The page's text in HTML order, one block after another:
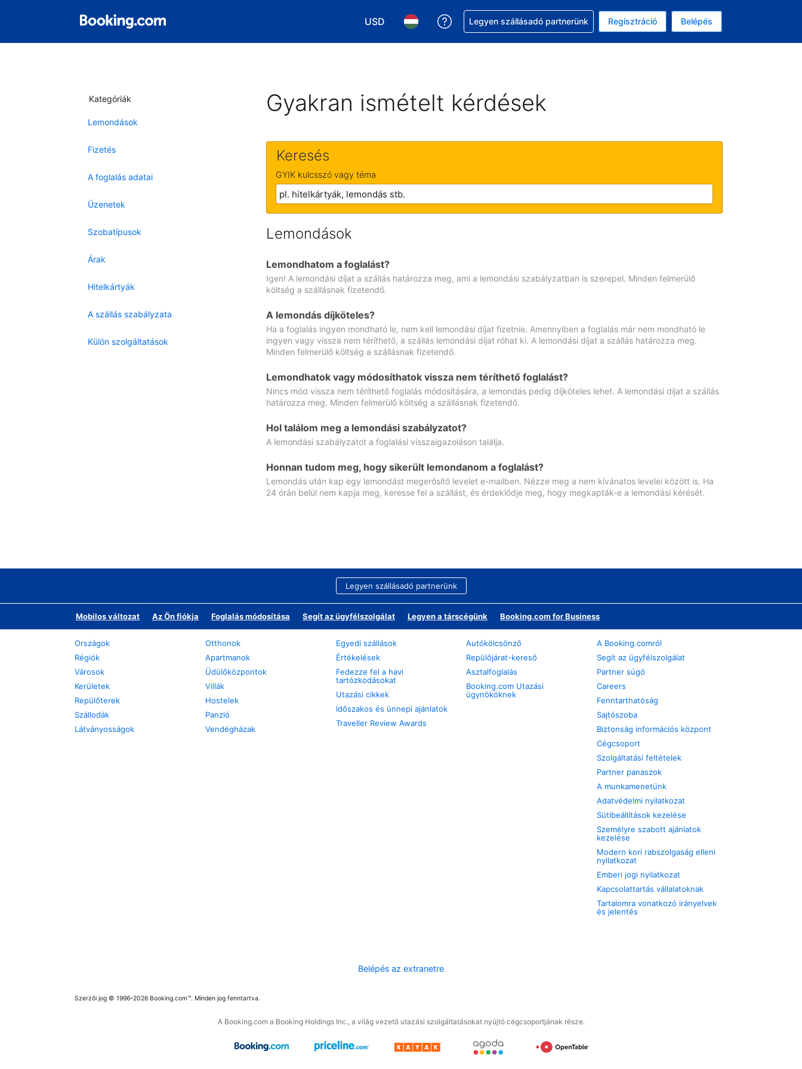
USD
Válasszon pénznemet. Jelenlegi kiválasztott pénznem: amerikai dollár
Válasszon nyelvet. Jelenleg kiválasztott nyelv: Magyar
Segítség a foglalással
Legyen szállásadó partnerünk Regisztráció Belépés
Kategóriák
Lemondások
Fizetés
A foglalás adatai
Üzenetek
Szobatípusok
Árak
Hitelkártyák
A szállás szabályzata
Külön szolgáltatások
Gyakran ismételt kérdések
Keresés
GYIK kulcsszó vagy téma
Lemondások
Lemondhatom a foglalást?
Igen! A lemondási díjat a szállás határozza meg, ami a lemondási szabályzatban is szerepel. Minden felmerülő
költség a szállásnak fizetendő.
A lemondás díjköteles?
Ha a foglalás ingyen mondható le, nem kell lemondási díjat fizetnie. Amennyiben a foglalás már nem mondható le
ingyen vagy vissza nem téríthető, a szállás lemondási díjat róhat ki. A lemondási díjat a szállás határozza meg.
Minden felmerülő költség a szállásnak fizetendő.
Lemondhatok vagy módosíthatok vissza nem téríthető foglalást?
Nincs mód vissza nem téríthető foglalás módosítására, a lemondás pedig díjköteles lehet. A lemondási díjat a szállás
határozza meg. Minden felmerülő költség a szállásnak fizetendő.
Hol találom meg a lemondási szabályzatot?
A lemondási szabályzatot a foglalási visszaigazoláson találja.
Honnan tudom meg, hogy sikerült lemondanom a foglalást?
Lemondás után kap egy lemondást megerősítő levelet e-mailben. Nézze meg a nem kívánatos levelei között is. Ha
24 órán belül nem kapja meg, keresse fel a szállást, és érdeklődje meg, hogy megkapták-e a lemondási kérését.
Legyen szállásadó partnerünk
Mobilos változat Az Ön fiókja Foglalás módosítása Segít az ügyfélszolgálat Legyen a társcégünk Booking.com for Business
Országok
Régiók
Városok
Kerületek
Repülőterek
Szállodák
Látványosságok
Otthonok
Apartmanok
Üdülőközpontok
Villák
Hostelek
Panzió
Vendégházak
Egyedi szállások
Értékelések
Fedezze fel a havi
tartózkodásokat
Utazási cikkek
Időszakos és ünnepi ajánlatok
Traveller Review Awards
Autókölcsönző
Repülőjárat-kereső
Asztalfoglalás
Booking.com Utazási
ügynököknek
A Booking.comról
Segít az ügyfélszolgálat
Partner súgó
Careers
Fenntarthatóság
Sajtószoba
Biztonság információs központ
Cégcsoport
Szolgáltatási feltételek
Partner panaszok
A munkamenetünk
Adatvédelmi nyilatkozat
Sütibeállítások kezelése
Személyre szabott ajánlatok
kezelése
Modern kori rabszolgaság elleni
nyilatkozat
Emberi jogi nyilatkozat
Kapcsolattartás vállalatoknak
Tartalomra vonatkozó irányelvek
és jelentés
Belépés az extranetre
Szerzői jog © 1996–2026 Booking.com™. Minden jog fenntartva.
A Booking.com a Booking Holdings Inc., a világ vezető utazási szolgáltatásokat nyújtó cégcsoportjának része.